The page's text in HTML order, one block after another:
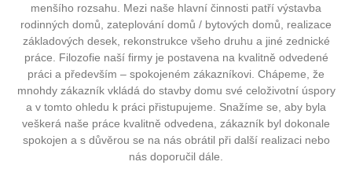
menšího rozsahu. Mezi naše hlavní činnosti patří výstavba
rodinných domů, zateplování domů / bytových domů, realizace
základových desek, rekonstrukce všeho druhu a jiné zednické
práce. Filozofie naší firmy je postavena na kvalitně odvedené
práci a především – spokojeném zákazníkovi. Chápeme, že
mnohdy zákazník vkládá do stavby domu své celoživotní úspory
a v tomto ohledu k práci přistupujeme. Snažíme se, aby byla
veškerá naše práce kvalitně odvedena, zákazník byl dokonale
spokojen a s důvěrou se na nás obrátil při další realizaci nebo
nás doporučil dále.